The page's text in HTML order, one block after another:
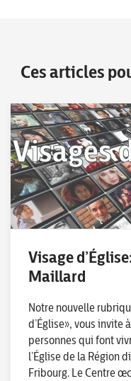
Ces articles
Visage
Maillard
Notre nouvelle
d’Église», vous invite
personnes qui font
l’Église de la Région
Fribourg. Le Centre